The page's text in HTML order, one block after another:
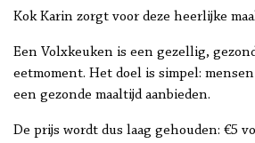
Kok Karin zorgt voor deze heerlijke
Een Volxkeuken is een gezellig,
eetmoment. Het doel is simpel:
een gezonde maaltijd aanbieden.
De prijs wordt dus laag gehouden: €5